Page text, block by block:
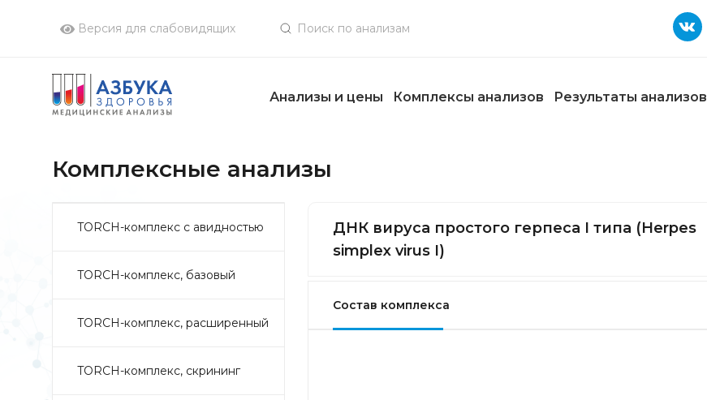
Версия для слабовидящих
Анализы и цены Комплексы анализов Результаты анализов
Комплексные анализы
TORCH-комплекс с авидностью
TORCH-комплекс, базовый
TORCH-комплекс, расширенный
TORCH-комплекс, скрининг
ДНК вируса простого герпеса I типа (Herpes
simplex virus I)
Состав комплекса